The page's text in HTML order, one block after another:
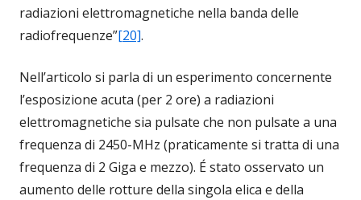
radiazioni elettromagnetiche nella banda delle
radiofrequenze”[20].
Nell’articolo si parla di un esperimento concernente
l’esposizione acuta (per 2 ore) a radiazioni
elettromagnetiche sia pulsate che non pulsate a una
frequenza di 2450-MHz (praticamente si tratta di una
frequenza di 2 Giga e mezzo). É stato osservato un
aumento delle rotture della singola elica e della